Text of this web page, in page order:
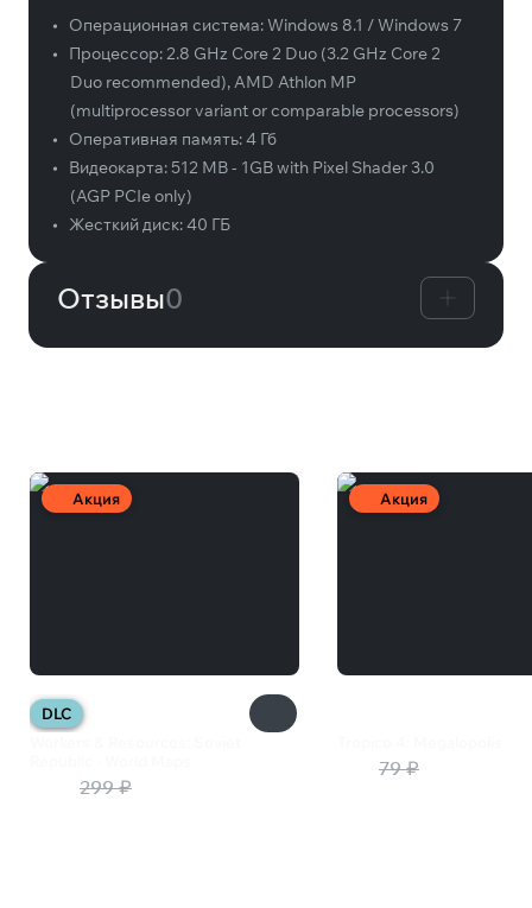
• Операционная система:Windows 8.1 / Windows 7
•
Процессор:2.8 GHz Core 2 Duo (3.2 GHz Core 2
Duo recommended), AMD Athlon MP
(multiprocessor variant or comparable processors)
•
Оперативная память:4 Гб
•
Видеокарта: 512 MB - 1GB with Pixel Shader 3.0
(AGP PCIe only)
•
Жесткий диск:40 ГБ
Отзывы0
Акция
DLC
299 ₽
Акция
79 ₽